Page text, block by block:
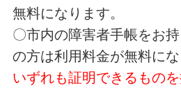
無料になります。
〇市内の障害者手帳をお
の方は利用料金が無料にな
いずれも証明できるもの